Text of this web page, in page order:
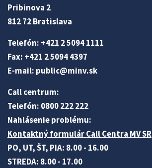
Pribinova 2
812 72 Bratislava
Telefón: +421 2 5094 1111
Fax: +421 2 5094 4397
E-mail: public@minv.sk
Call centrum:
Telefón: 0800 222 222
Nahlásenie problému:
Kontaktný formulár Call Centra MV SR
PO, UT, ŠT, PIA: 8.00 - 16.00
STREDA: 8.00 - 17.00